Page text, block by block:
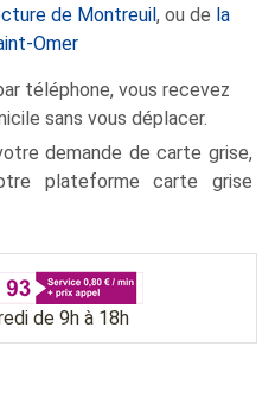
de Montreuil , ou de la
Omer
téléphone, vous recevez
sans vous déplacer.
demande de carte grise,
plateforme carte grise
de 9h à 18h